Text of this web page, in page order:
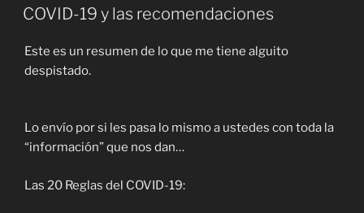
EL
COVID-19 y las recomendaciones
Este es un resumen de lo que me tiene alguito
despistado.
Lo envío por si les pasa lo mismo a ustedes con toda la
“información” que nos dan…
Las 20 Reglas del COVID-19: